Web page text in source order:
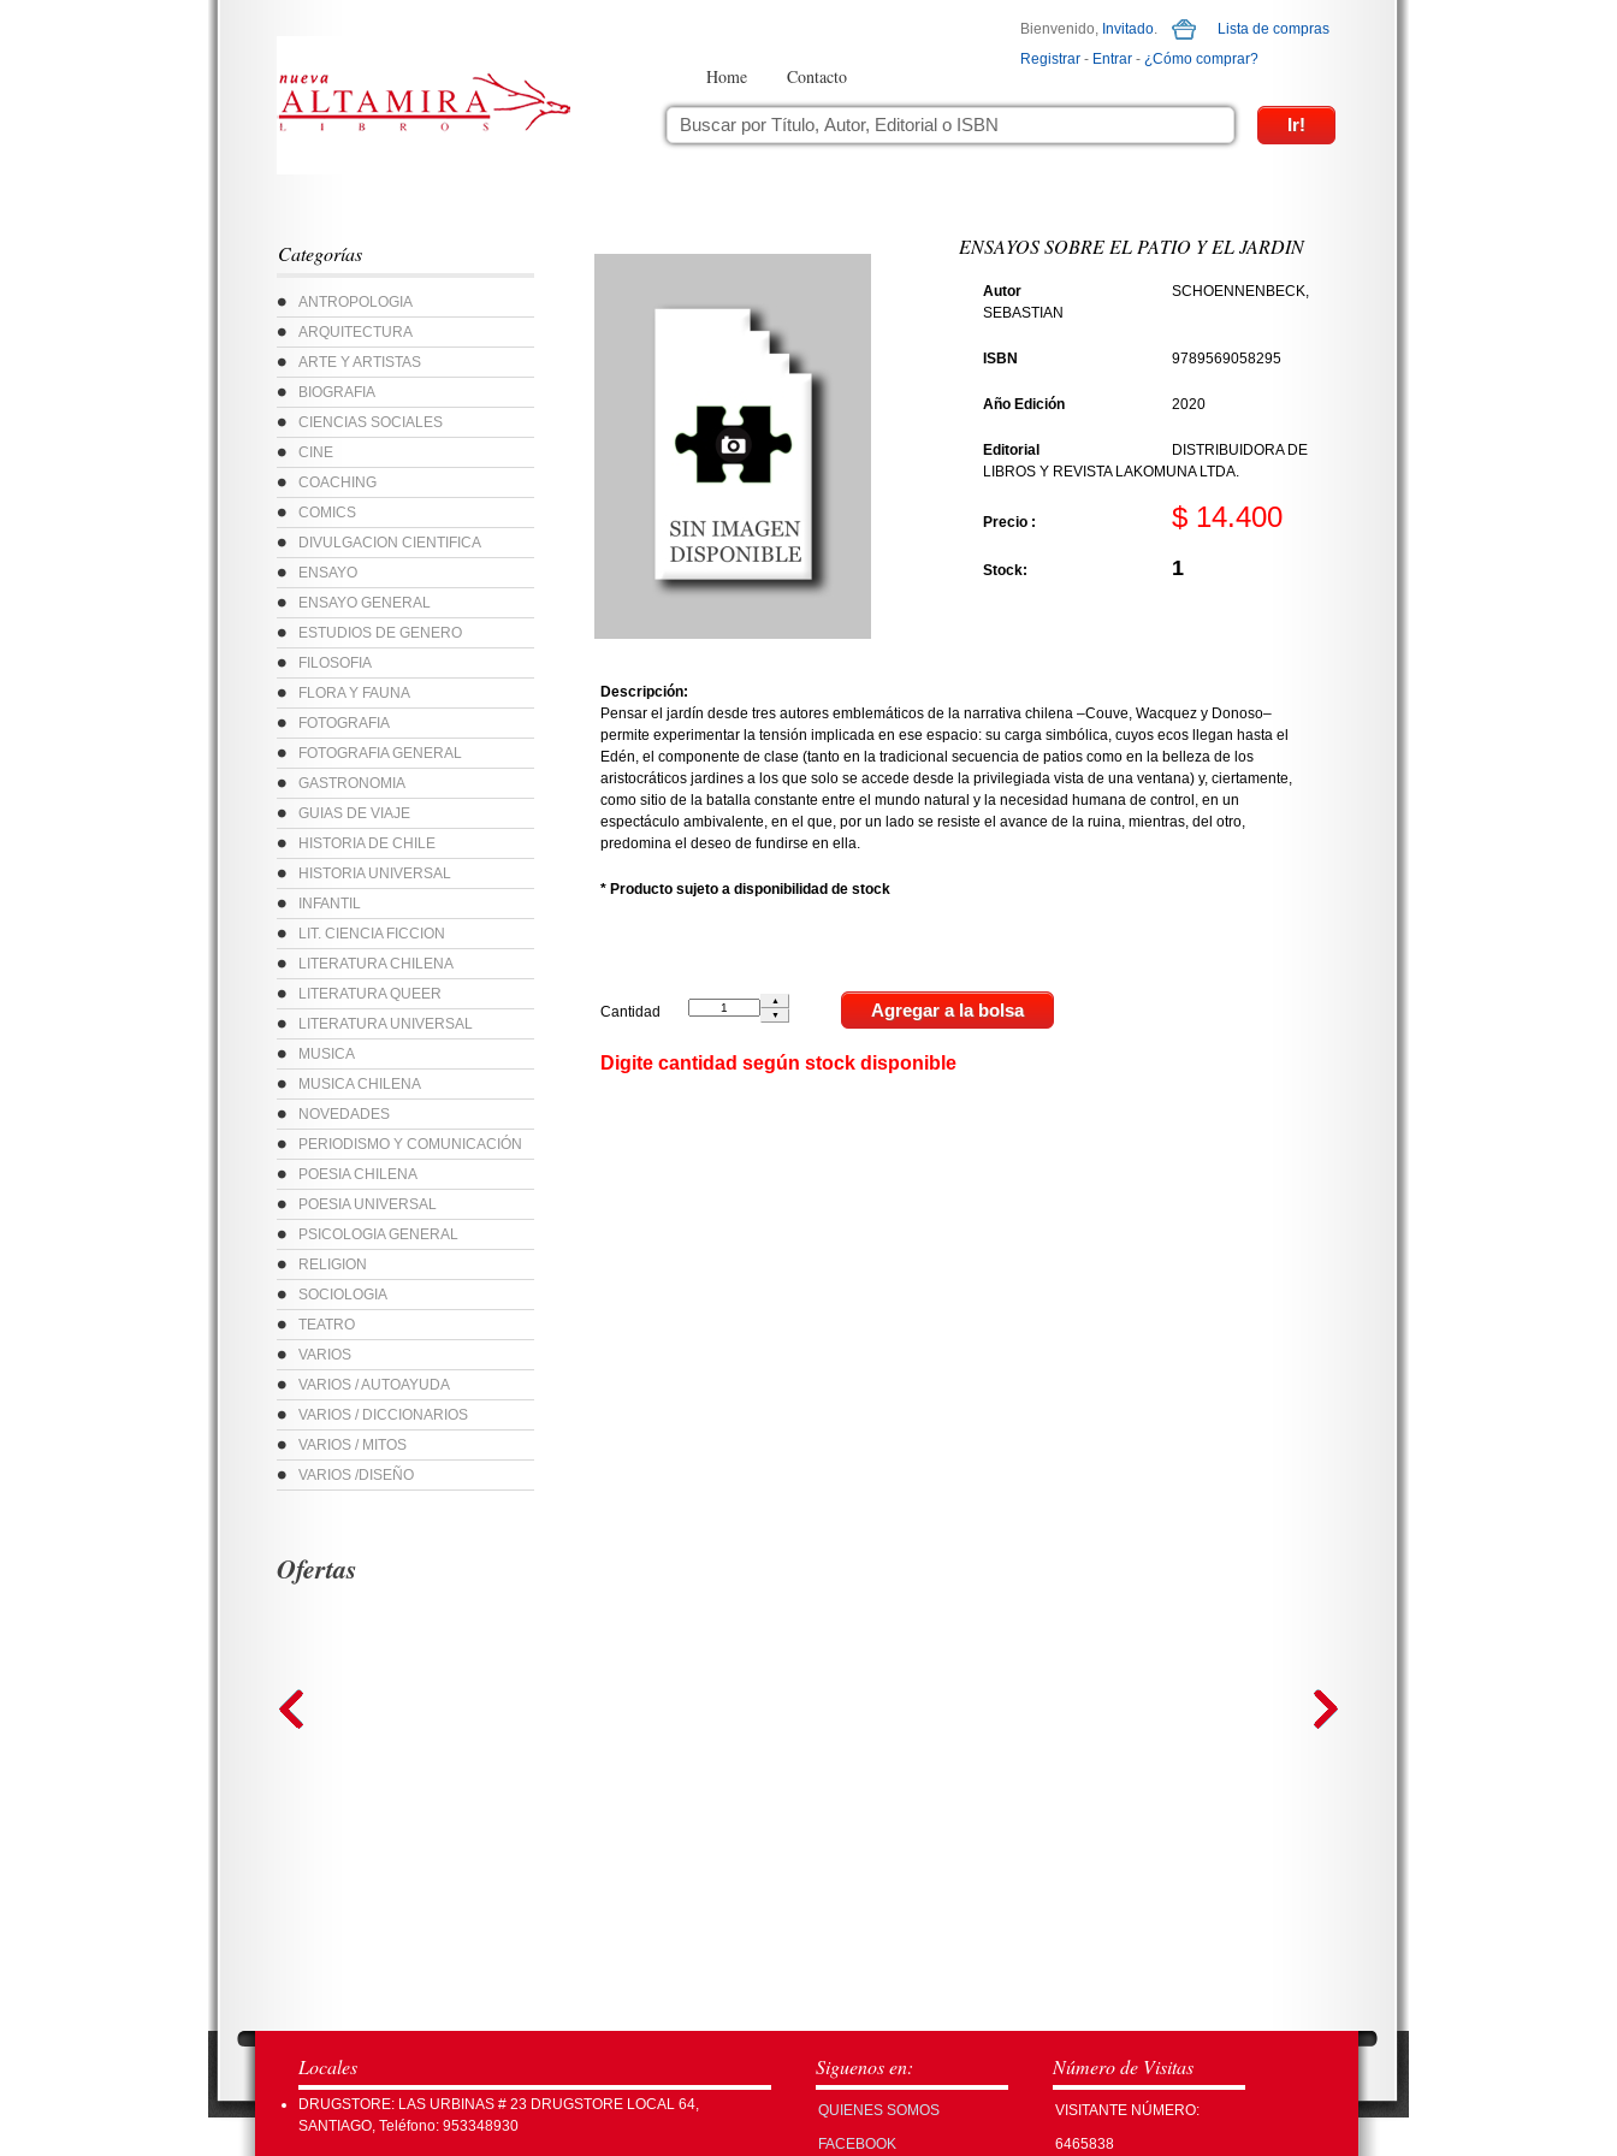
Home Contacto
Bienvenido, Invitado.
Lista de compras
Registrar - Entrar - ¿Cómo comprar?
Categorías
ANTROPOLOGIA
ARQUITECTURA
ARTE Y ARTISTAS
BIOGRAFIA
CIENCIAS SOCIALES
CINE
COACHING
COMICS
DIVULGACION CIENTIFICA
ENSAYO
ENSAYO GENERAL
ESTUDIOS DE GENERO
FILOSOFIA
FLORA Y FAUNA
FOTOGRAFIA
FOTOGRAFIA GENERAL
GASTRONOMIA
GUIAS DE VIAJE
HISTORIA DE CHILE
HISTORIA UNIVERSAL
INFANTIL
LIT. CIENCIA FICCION
LITERATURA CHILENA
LITERATURA QUEER
LITERATURA UNIVERSAL
MUSICA
MUSICA CHILENA
NOVEDADES
PERIODISMO Y COMUNICACIÓN
POESIA CHILENA
POESIA UNIVERSAL
PSICOLOGIA GENERAL
RELIGION
SOCIOLOGIA
TEATRO
VARIOS
VARIOS / AUTOAYUDA
VARIOS / DICCIONARIOS
VARIOS / MITOS
VARIOS /DISEÑO
ENSAYOS SOBRE EL PATIO Y EL JARDIN
Autor
SCHOENNENBECK,
SEBASTIAN
ISBN 9789569058295
Año Edición 2020
Editorial
DISTRIBUIDORA DE
LIBROS Y REVISTA LAKOMUNA LTDA.
Precio : $ 14.400
Stock: 1
Descripción:
Pensar el jardín desde tres autores emblemáticos de la narrativa chilena –Couve, Wacquez y Donoso–
permite experimentar la tensión implicada en ese espacio: su carga simbólica, cuyos ecos llegan hasta el
Edén, el componente de clase (tanto en la tradicional secuencia de patios como en la belleza de los
aristocráticos jardines a los que solo se accede desde la privilegiada vista de una ventana) y, ciertamente,
como sitio de la batalla constante entre el mundo natural y la necesidad humana de control, en un
espectáculo ambivalente, en el que, por un lado se resiste el avance de la ruina, mientras, del otro,
predomina el deseo de fundirse en ella.
* Producto sujeto a disponibilidad de stock
Cantidad
Digite cantidad según stock disponible
Ofertas
Locales
DRUGSTORE: LAS URBINAS # 23 DRUGSTORE LOCAL 64,
SANTIAGO, Teléfono: 953348930
Siguenos en:
QUIENES SOMOS
FACEBOOK
Número de Visitas
VISITANTE NÚMERO:
6465838